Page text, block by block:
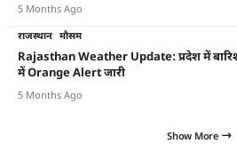
5 Months Ago
राजस्थान मौसम
Rajasthan Weather Update: प्रदेश में
में Orange Alert जारी
5 Months Ago
Show More